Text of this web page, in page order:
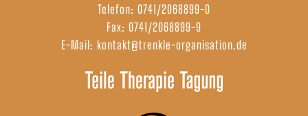
Telefon: 0741/2068899-0
Fax: 0741/2068899-9
E-Mail: kontakt@trenkle-organisation.de